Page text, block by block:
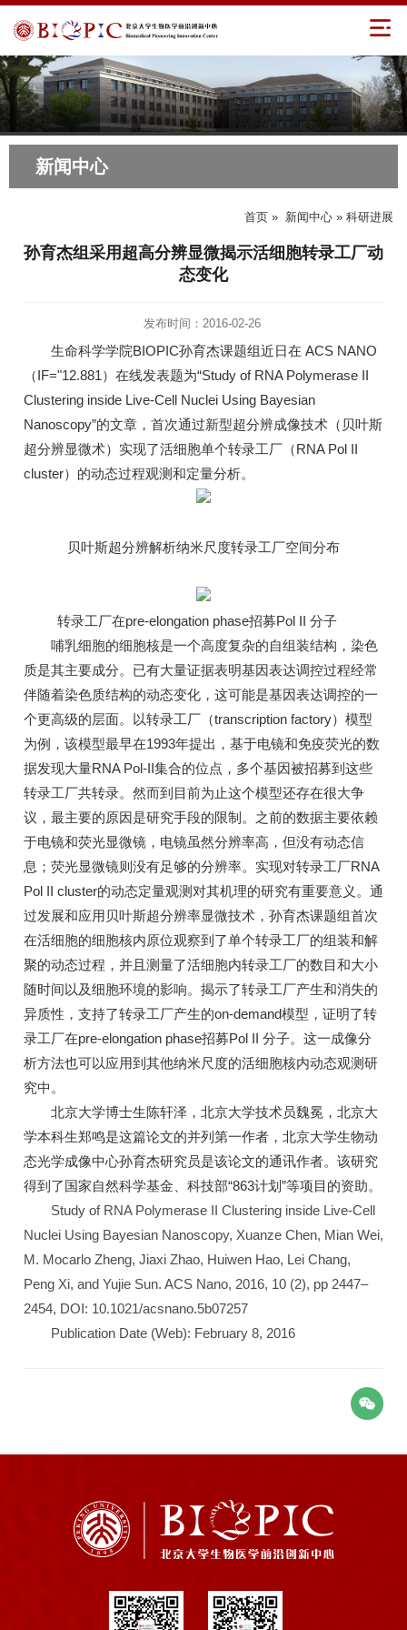
新闻中心
首页 » 新闻中心 » 科研进展
孙育杰组采用超高分辨显微揭示活细胞转录工厂动
态变化
发布时间：2016-02-26
生命科学学院BIOPIC孙育杰课题组近日在 ACS NANO
（IF="12.881）在线发表题为“Study of RNA Polymerase II
Clustering inside Live-Cell Nuclei Using Bayesian
Nanoscopy”的文章，首次通过新型超分辨成像技术（贝叶斯
超分辨显微术）实现了活细胞单个转录工厂（RNA Pol II
cluster）的动态过程观测和定量分析。
贝叶斯超分辨解析纳米尺度转录工厂空间分布
转录工厂在pre-elongation phase招募Pol II 分子
哺乳细胞的细胞核是一个高度复杂的自组装结构，染色
质是其主要成分。已有大量证据表明基因表达调控过程经常
伴随着染色质结构的动态变化，这可能是基因表达调控的一
个更高级的层面。以转录工厂（transcription factory）模型
为例，该模型最早在1993年提出，基于电镜和免疫荧光的数
据发现大量RNA Pol-II集合的位点，多个基因被招募到这些
转录工厂共转录。然而到目前为止这个模型还存在很大争
议，最主要的原因是研究手段的限制。之前的数据主要依赖
于电镜和荧光显微镜，电镜虽然分辨率高，但没有动态信
息；荧光显微镜则没有足够的分辨率。实现对转录工厂RNA
Pol II cluster的动态定量观测对其机理的研究有重要意义。通
过发展和应用贝叶斯超分辨率显微技术，孙育杰课题组首次
在活细胞的细胞核内原位观察到了单个转录工厂的组装和解
聚的动态过程，并且测量了活细胞内转录工厂的数目和大小
随时间以及细胞环境的影响。揭示了转录工厂产生和消失的
异质性，支持了转录工厂产生的on-demand模型，证明了转
录工厂在pre-elongation phase招募Pol II 分子。这一成像分
析方法也可以应用到其他纳米尺度的活细胞核内动态观测研
究中。
北京大学博士生陈轩泽，北京大学技术员魏冕，北京大
学本科生郑鸣是这篇论文的并列第一作者，北京大学生物动
态光学成像中心孙育杰研究员是该论文的通讯作者。该研究
得到了国家自然科学基金、科技部“863计划”等项目的资助。
Study of RNA Polymerase II Clustering inside Live-Cell
Nuclei Using Bayesian Nanoscopy, Xuanze Chen, Mian Wei,
M. Mocarlo Zheng, Jiaxi Zhao, Huiwen Hao, Lei Chang,
Peng Xi, and Yujie Sun. ACS Nano, 2016, 10 (2), pp 2447–
2454, DOI: 10.1021/acsnano.5b07257
Publication Date (Web): February 8, 2016